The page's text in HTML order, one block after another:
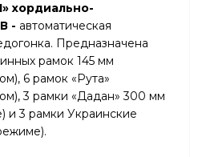
» хордиально-
В - автоматическая
Предназначена
рамок 145 мм
6 рамок «Рута»
3 рамки «Дадан» 300 мм
и 3 рамки Украинские